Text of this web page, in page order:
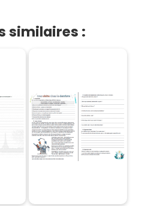
similaires :